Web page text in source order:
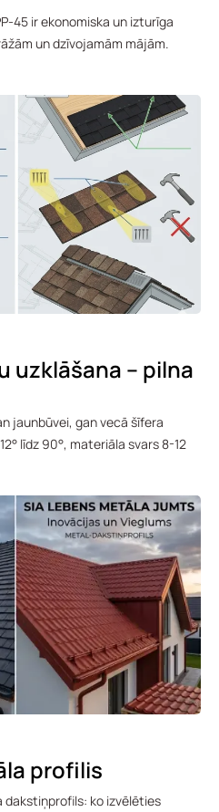
45 ir ekonomiska un izturīga
un dzīvojamām mājām.
uzklāšana – pilna
jaunbūvei, gan vecā šīfera
līdz 90°, materiāla svars 8-12
profilis
dakstiņprofils: ko izvēlēties